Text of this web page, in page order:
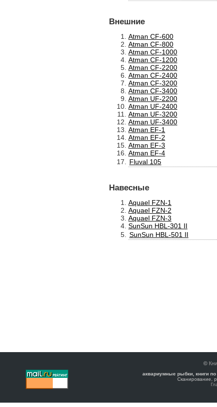
Внешние
Atman CF-600
Atman CF-800
Atman CF-1000
Atman CF-1200
Atman CF-2200
Atman CF-2400
Atman CF-3200
Atman CF-3400
Atman UF-2200
Atman UF-2400
Atman UF-3200
Atman UF-3400
Atman EF-1
Atman EF-2
Atman EF-3
Atman EF-4
Fluval 105
Навесные
Aquael FZN-1
Aquael FZN-2
Aquael FZN-3
SunSun HBL-301 II
SunSun HBL-501 II
©
аквариумные рыбки, книги
Сканирование,